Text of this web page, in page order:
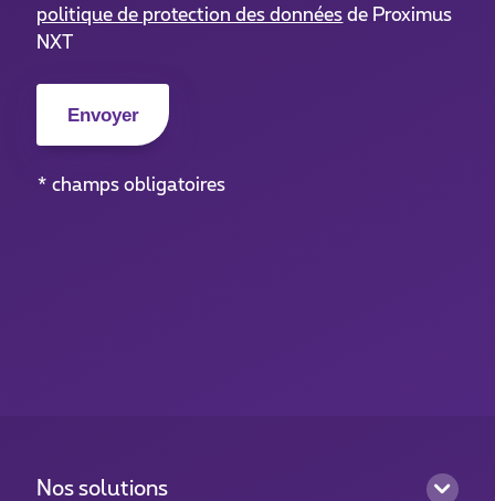
politique de protection des données de Proximus
NXT
* champs obligatoires
Nos solutions